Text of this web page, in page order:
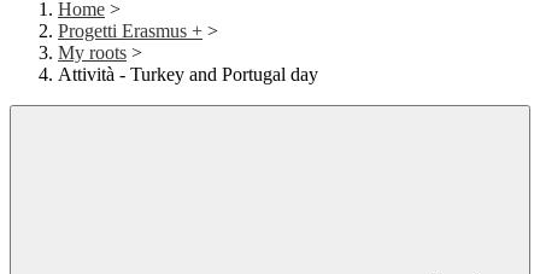
Home >
Progetti Erasmus + >
My roots >
Attività - Turkey and Portugal day